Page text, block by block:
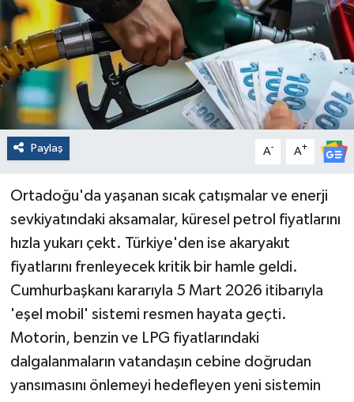
Paylaş A- A+
Ortadoğu'da yaşanan sıcak çatışmalar ve enerji
sevkiyatındaki aksamalar, küresel petrol fiyatlarını
hızla yukarı çekt. Türkiye'den ise akaryakıt
fiyatlarını frenleyecek kritik bir hamle geldi.
Cumhurbaşkanı kararıyla 5 Mart 2026 itibarıyla
'eşel mobil' sistemi resmen hayata geçti.
Motorin, benzin ve LPG fiyatlarındaki
dalgalanmaların vatandaşın cebine doğrudan
yansımasını önlemeyi hedefleyen yeni sistemin